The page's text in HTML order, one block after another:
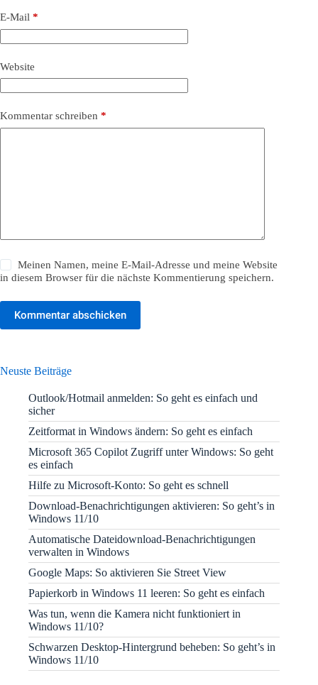
E-Mail *
Website
Kommentar schreiben *
Meinen Namen, meine E-Mail-Adresse und meine Website
in diesem Browser für die nächste Kommentierung speichern.
Kommentar abschicken
Neuste Beiträge
Outlook/Hotmail anmelden: So geht es einfach und
sicher
Zeitformat in Windows ändern: So geht es einfach
Microsoft 365 Copilot Zugriff unter Windows: So geht
es einfach
Hilfe zu Microsoft-Konto: So geht es schnell
Download-Benachrichtigungen aktivieren: So geht’s in
Windows 11/10
Automatische Dateidownload-Benachrichtigungen
verwalten in Windows
Google Maps: So aktivieren Sie Street View
Papierkorb in Windows 11 leeren: So geht es einfach
Was tun, wenn die Kamera nicht funktioniert in
Windows 11/10?
Schwarzen Desktop-Hintergrund beheben: So geht’s in
Windows 11/10